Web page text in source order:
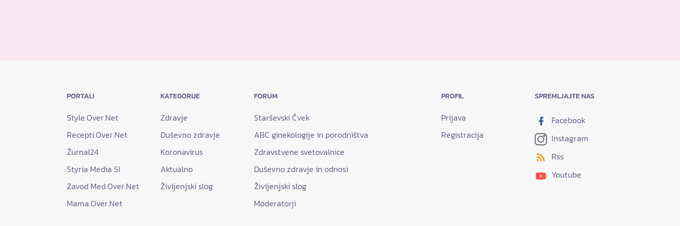
PORTALI
Style.Over.Net
Recepti.Over.Net
Žurnal24
Styria Media SI
Zavod Med.Over.Net
Mama.Over.Net
KATEGORIJE
Zdravje
Duševno zdravje
Koronavirus
Aktualno
Življenjski slog
FORUM
Starševski Čvek
ABC ginekologije in porodništva
Zdravstvene svetovalnice
Duševno zdravje in odnosi
Življenjski slog
Moderatorji
PROFIL
Prijava
Registracija
SPREMLJAJTE NAS
Facebook
Instagram
Rss
Youtube